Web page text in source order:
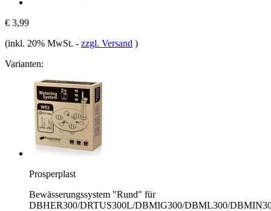
€ 3,99
(inkl. 20% MwSt. - zzgl. Versand )
Varianten:
Prosperplast
Bewässerungssystem "Rund" für
DBHER300/DRTUS300L/DBMIG300/DBML300/